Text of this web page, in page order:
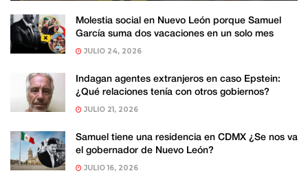
Molestia social en Nuevo León porque Samuel
García suma dos vacaciones en un solo mes
JULIO 24, 2026
Indagan agentes extranjeros en caso Epstein:
¿Qué relaciones tenía con otros gobiernos?
JULIO 21, 2026
Samuel tiene una residencia en CDMX ¿Se nos va
el gobernador de Nuevo León?
JULIO 16, 2026